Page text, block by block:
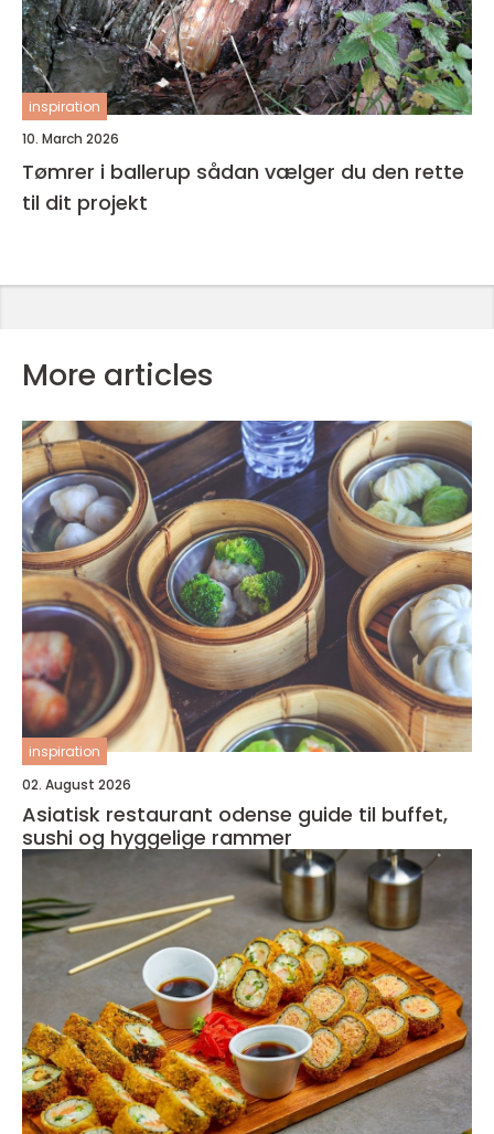
inspiration
10. March 2026
Tømrer i ballerup sådan vælger du den rette
til dit projekt
More articles
inspiration
02. August 2026
Asiatisk restaurant odense guide til buffet,
sushi og hyggelige rammer